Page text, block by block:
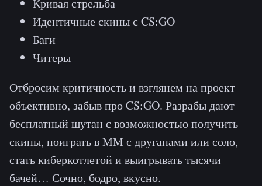
Идентичные скины с CS:GO
Баги
Читеры
Отбросим критичность и взглянем на проект
объективно, забыв про CS:GO. Разрабы дают
бесплатный шутан с возможностью получить
скины, поиграть в ММ с друганами или соло,
стать киберкотлетой и выигрывать тысячи
бачей… Сочно, бодро, вкусно.